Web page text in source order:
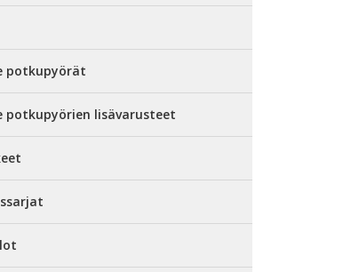
potkupyörät
potkupyörien lisävarusteet